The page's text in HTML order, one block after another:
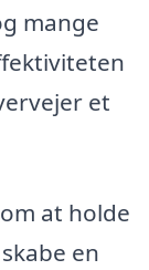
mange
et
at holde
en